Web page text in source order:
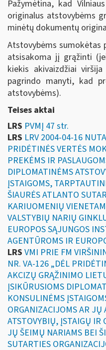
Pažymėtina, kad
originalus atstovybėms
minėtų dokumentų
Atstovybėms sumokėtas
atsisakoma jį grąžinti
kiekis akivaizdžiai
pagrindo manyti, kad
atstovybėms).
Teises aktai
LRS PVMĮ 47 str.
LRS LRV 2004-04-16
PRIDĖTINĖS VERTĖS
PREKĖMS IR
DIPLOMATINĖMS
ĮSTAIGOMS,
ŠIAURĖS ATLANTO
KARIUOMENIŲ
VALSTYBIŲ NARIŲ
EUROPOS SĄJUNGOS
AGENTŪROMS IR
LRS VMI PRIE FM
NR. VA-126 „DĖL
AKCIZŲ GRĄŽINIMO
ĮSIKŪRUSIOMS
KONSULINĖMS
ORGANIZACIJOMS AR JŲ
ATSTOVYBIŲ, ĮSTAIGŲ IR
JŲ ŠEIMŲ NARIAMS BEI
SUTARTIES